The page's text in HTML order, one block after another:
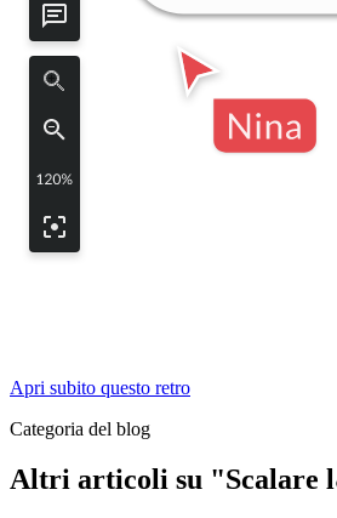
Apri subito questo retro
Categoria del blog
Altri articoli su "Scalare